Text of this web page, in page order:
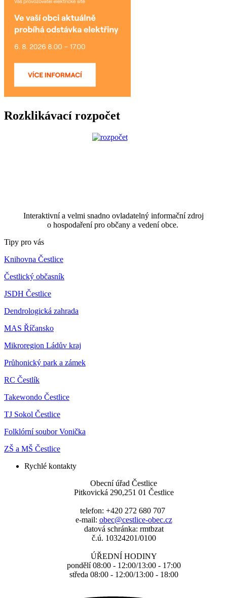
Rozklikávací rozpočet
Interaktivní a velmi snadno ovladatelný informační zdroj
o hospodaření pro občany a vedení obce.
Tipy pro vás
Knihovna Čestlice
Čestlický občasník
JSDH Čestlice
Dendrologická zahrada
MAS Říčansko
Mikroregion Ládův kraj
Průhonický park a zámek
RC Čestlík
Takewondo Čestlice
TJ Sokol Čestlice
Folklórní soubor Vonička
ZŠ a MŠ Čestlice
Rychlé kontakty
Obecní úřad Čestlice
Pitkovická 290,251 01 Čestlice
telefon: +420 272 680 707
e-mail: obec@cestlice-obec.cz
datová schránka: rmtbzat
č.ú. 10324201/0100
ÚŘEDNÍ HODINY
pondělí 08:00 - 12:00/13:00 - 17:00
středa 08:00 - 12:00/13:00 - 18:00